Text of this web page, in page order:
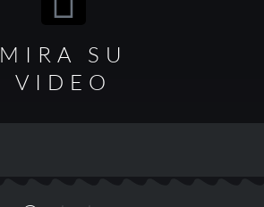
MIRA SU
VIDEO